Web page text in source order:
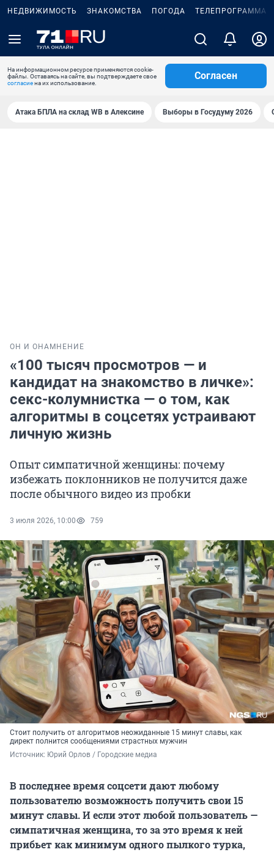
НЕДВИЖИМОСТЬ ЗНАКОМСТВА ПОГОДА ТЕЛЕПРОГРАММА
На информационном ресурсе применяются cookie-
файлы. Оставаясь на сайте, вы подтверждаете свое
согласиена их использование.
Согласен
Атака БПЛА на склад WB в Алексине Выборы в Госудуму 2026
ОН И ОНА МНЕНИЕ
«100 тысяч просмотров — и
кандидат на знакомство в личке»:
секс-колумнистка — о том, как
алгоритмы в соцсетях устраивают
личную жизнь
Опыт симпатичной женщины: почему
избежать поклонников не получится даже
после обычного видео из пробки
3 июля 2026, 10:00 759
Стоит получить от алгоритмов неожиданные 15 минут славы, как
директ полнится сообщениями страстных мужчин
Источник: Юрий Орлов / Городские медиа
В последнее время соцсети дают любому
пользователю возможность получить свои 15
минут славы. И если этот любой пользователь —
симпатичная женщина, то за это время к ней
прибьет как минимум одного пылкого турка,